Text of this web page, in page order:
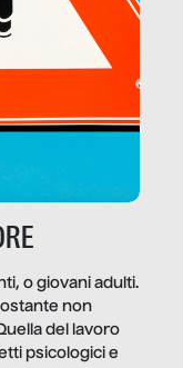
o giovani adulti.
non
del lavoro
psicologici e